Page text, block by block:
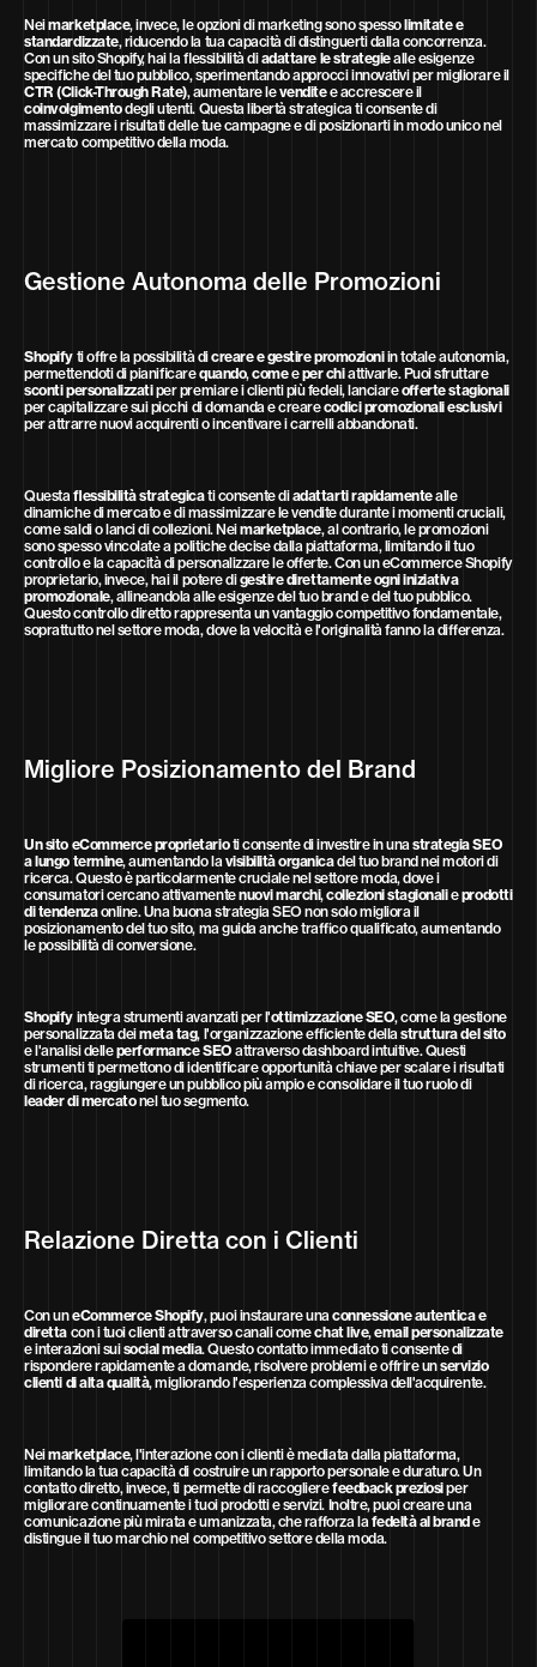
Neimarketplace, invece, le opzioni di marketing sono spessolimitate e
standardizzate, riducendo la tua capacità di distinguerti dalla concorrenza.
Con un sito Shopify, hai la flessibilità diadattare le strategiealle esigenze
specifiche del tuo pubblico, sperimentando approcci innovativi per migliorare il
CTR (Click-Through Rate), aumentare levenditee accrescere il
coinvolgimentodegli utenti. Questa libertà strategica ti consente di
massimizzare i risultati delle tue campagne e di posizionarti in modo unico nel
mercato competitivo della moda.
Gestione Autonoma delle Promozioni
Shopify ti offre la possibilità dicreare e gestire promozioniin totale autonomia,
permettendoti di pianificarequando,comeeper chiattivarle. Puoi sfruttare
sconti personalizzatiper premiare i clienti più fedeli, lanciareofferte stagionali
per capitalizzare sui picchi di domanda e crearecodici promozionali esclusivi
per attrarre nuovi acquirenti o incentivare i carrelli abbandonati.
Questaflessibilità strategicati consente diadattarti rapidamentealle
dinamiche di mercato e di massimizzare le vendite durante i momenti cruciali,
come saldi o lanci di collezioni. Neimarketplace, al contrario, le promozioni
sono spesso vincolate a politiche decise dalla piattaforma, limitando il tuo
controllo e la capacità di personalizzare le offerte. Con un eCommerce Shopify
proprietario, invece, hai il potere digestire direttamente ogni iniziativa
promozionale, allineandola alle esigenze del tuo brand e del tuo pubblico.
Questo controllo diretto rappresenta un vantaggio competitivo fondamentale,
soprattutto nel settore moda, dove la velocità e l'originalità fanno la differenza.
Migliore Posizionamento del Brand
Un sito eCommerce proprietarioti consente di investire in unastrategia SEO
a lungo termine, aumentando la visibilità organicadel tuo brand nei motori di
ricerca. Questo è particolarmente cruciale nel settore moda, dove i
consumatori cercano attivamentenuovi marchi,collezioni stagionalieprodotti
di tendenzaonline. Una buona strategia SEO non solo migliora il
posizionamento del tuo sito, ma guida anche traffico qualificato, aumentando
le possibilità di conversione.
Shopify integra strumenti avanzati per l'ottimizzazione SEO, come la gestione
personalizzata deimeta tag, l'organizzazione efficiente dellastruttura del sito
e l'analisi delleperformance SEO attraverso dashboard intuitive. Questi
strumenti ti permettono di identificare opportunità chiave per scalare i risultati
di ricerca, raggiungere un pubblico più ampio e consolidare il tuo ruolo di
leader di mercatonel tuo segmento.
Relazione Diretta con i Clienti
Con uneCommerce Shopify, puoi instaurare unaconnessione autentica e
diretta con i tuoi clienti attraverso canali comechat live,email personalizzate
e interazioni suisocial media. Questo contatto immediato ti consente di
rispondere rapidamente a domande, risolvere problemi e offrire unservizio
clienti di alta qualità, migliorando l'esperienza complessiva dell'acquirente.
Neimarketplace, l'interazione con i clienti è mediata dalla piattaforma,
limitando la tua capacità di costruire un rapporto personale e duraturo. Un
contatto diretto, invece, ti permette di raccoglierefeedback preziosiper
migliorare continuamente i tuoi prodotti e servizi. Inoltre, puoi creare una
comunicazione più mirata e umanizzata, che rafforza la fedeltà al brande
distingue il tuo marchio nel competitivo settore della moda.